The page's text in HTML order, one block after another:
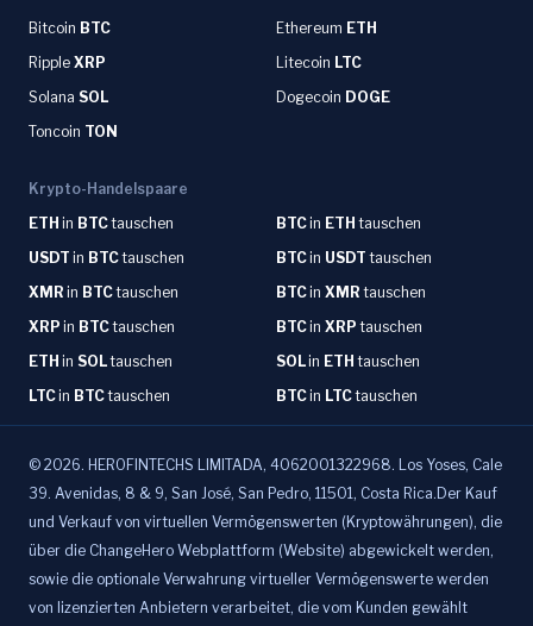
Bitcoin BTC Ethereum ETH
Ripple XRP Litecoin LTC
Solana SOL Dogecoin DOGE
Toncoin TON
Krypto-Handelspaare
ETH in BTCtauschen BTCin ETH tauschen
USDT in BTCtauschen BTCin USDT tauschen
XMR in BTCtauschen BTCin XMR tauschen
XRP in BTCtauschen BTCin XRP tauschen
ETH in SOLtauschen SOLin ETH tauschen
LTCin BTCtauschen BTCin LTCtauschen
© 2026. HEROFINTECHS LIMITADA, 4062001322968. Los Yoses, Cale
39. Avenidas, 8 & 9, San José, San Pedro, 11501, Costa Rica.Der Kauf
und Verkauf von virtuellen Vermögenswerten (Kryptowährungen), die
über die ChangeHero Webplattform (Website) abgewickelt werden,
sowie die optionale Verwahrung virtueller Vermögenswerte werden
von lizenzierten Anbietern verarbeitet, die vom Kunden gewählt